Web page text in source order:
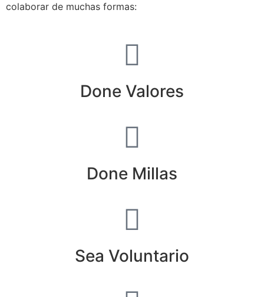
colaborar de muchas formas:
Done Valores
Done Millas
Sea Voluntario